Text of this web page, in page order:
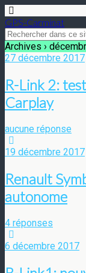
GPS-Carminat
Archives ›
27 décembre 2017
R-Link 2:
Carplay
aucune réponse
19 décembre 2017
Renault
autonome
4 réponses
6 décembre 2017